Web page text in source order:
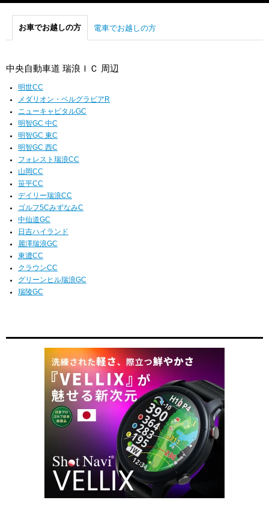
お車でお越しの方 電車でお越しの方
中央自動車道 瑞浪ＩＣ 周辺
明世CC
メダリオン・ベルグラビアR
ニューキャピタルGC
明智GC 中C
明智GC 東C
明智GC 西C
フォレスト瑞浪CC
山岡CC
笹平CC
デイリー瑞浪CC
ゴルフ5CみずなみC
中仙道GC
日吉ハイランド
麗澤瑞浪GC
東濃CC
クラウンCC
グリーンヒル瑞浪GC
瑞陵GC